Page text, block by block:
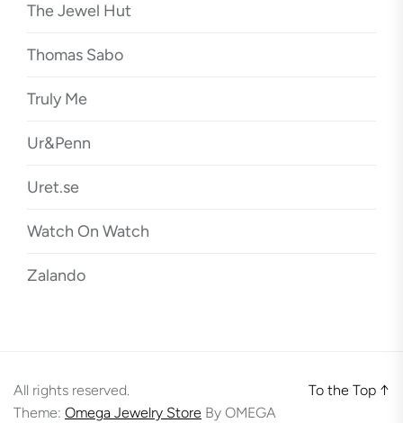
The Jewel Hut
Thomas Sabo
Truly Me
Ur&Penn
Uret.se
Watch On Watch
Zalando
All rights reserved.
Theme: Omega Jewelry Store By OMEGA
To the Top ↑